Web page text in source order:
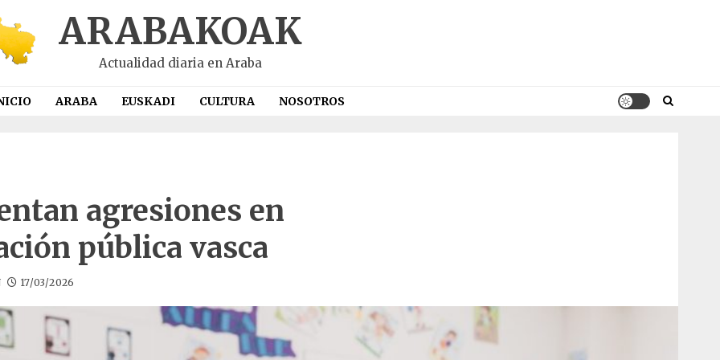
ARABAKOAK
Actualidad diaria en Araba
ARABA EUSKADI CULTURA NOSOTROS
agresiones en
pública vasca
17/03/2026